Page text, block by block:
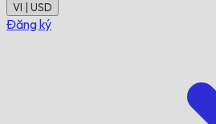
VI | USD
Đăng ký